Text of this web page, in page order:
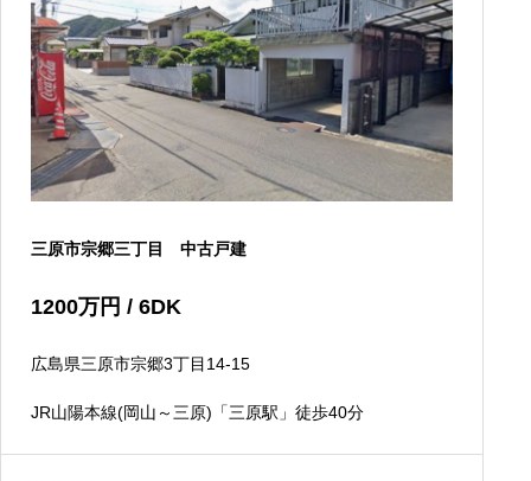
三原市宗郷三丁目 中古戸建
1200万円 / 6DK
広島県三原市宗郷3丁目14-15
JR山陽本線(岡山～三原)「三原駅」徒歩40分